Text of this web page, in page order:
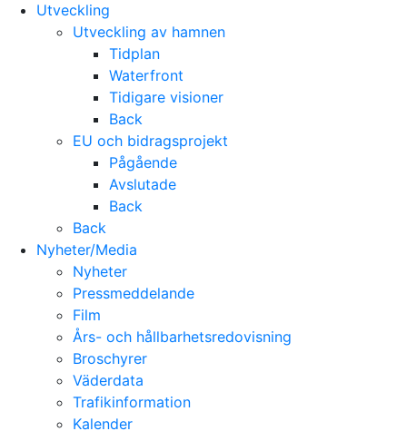
Utveckling
Utveckling av hamnen
Tidplan
Waterfront
Tidigare visioner
Back
EU och bidragsprojekt
Pågående
Avslutade
Back
Back
Nyheter/Media
Nyheter
Pressmeddelande
Film
Års- och hållbarhetsredovisning
Broschyrer
Väderdata
Trafikinformation
Kalender